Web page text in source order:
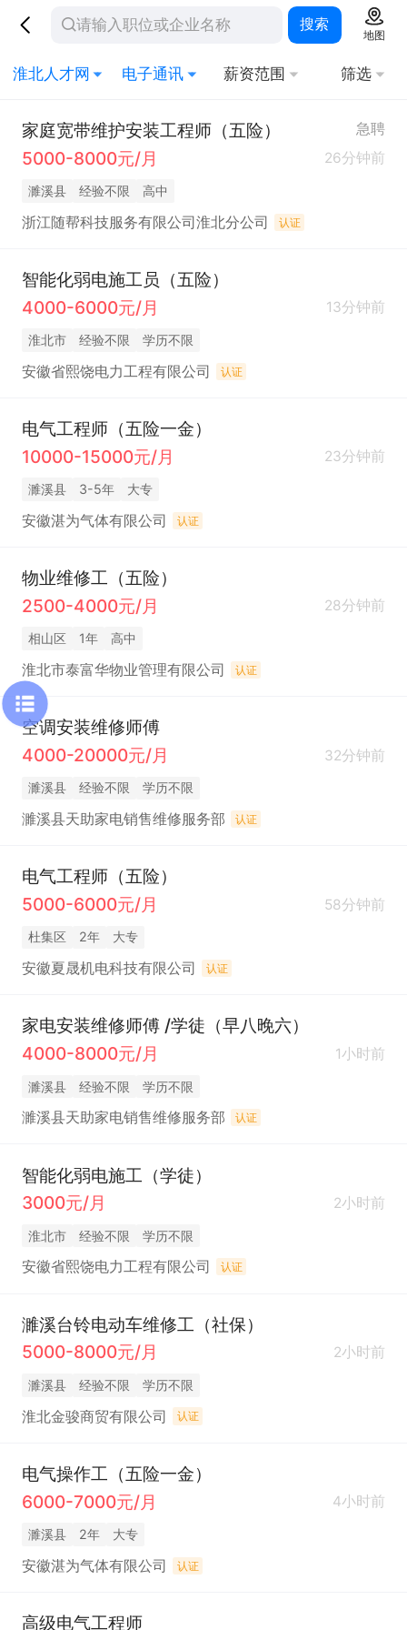
搜索
地图
淮北人才网 电子通讯 薪资范围 筛选
家庭宽带维护安装工程师（五险） 急聘
5000-8000元/月 26分钟前
濉溪县 经验不限 高中
浙江随帮科技服务有限公司淮北分公司 认证
智能化弱电施工员（五险）
4000-6000元/月
13分钟前
淮北市 经验不限 学历不限
安徽省熙饶电力工程有限公司 认证
电气工程师（五险一金）
10000-15000元/月
23分钟前
濉溪县 3-5年 大专
安徽湛为气体有限公司 认证
物业维修工（五险）
2500-4000元/月
28分钟前
相山区 1年 高中
淮北市泰富华物业管理有限公司 认证
空调安装维修师傅
4000-20000元/月
32分钟前
濉溪县 经验不限 学历不限
濉溪县天助家电销售维修服务部 认证
电气工程师（五险）
5000-6000元/月
58分钟前
杜集区 2年 大专
安徽夏晟机电科技有限公司 认证
家电安装维修师傅 /学徒（早八晚六）
4000-8000元/月
1小时前
濉溪县 经验不限 学历不限
濉溪县天助家电销售维修服务部 认证
智能化弱电施工（学徒）
3000元/月
2小时前
淮北市 经验不限 学历不限
安徽省熙饶电力工程有限公司 认证
濉溪台铃电动车维修工（社保）
5000-8000元/月
2小时前
濉溪县 经验不限 学历不限
淮北金骏商贸有限公司 认证
电气操作工（五险一金）
6000-7000元/月
4小时前
濉溪县 2年 大专
安徽湛为气体有限公司 认证
高级电气工程师